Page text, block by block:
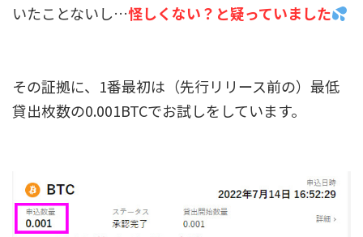
いたことないし…怪しくない？と疑っていました
その証拠に、1番最初は（先行リリース前の）最低
貸出枚数の0.001BTCでお試しをしています。